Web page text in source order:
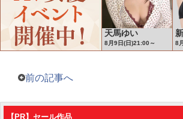
前の記事へ
【PR】セール作品